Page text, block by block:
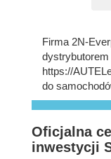
Firma 2N-
https://
do
Oficjalna
inwestycji